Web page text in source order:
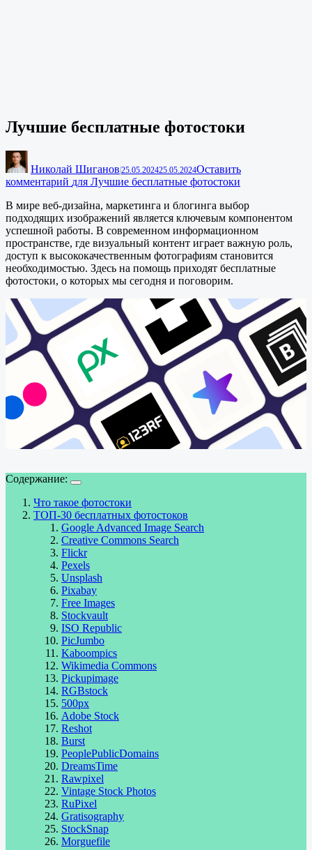
Лучшие бесплатные фотостоки
Николай Шиганов|25.05.202425.05.2024Оставить
комментарий для Лучшие бесплатные фотостоки
В мире веб-дизайна, маркетинга и блогинга выбор
подходящих изображений является ключевым компонентом
успешной работы. В современном информационном
пространстве, где визуальный контент играет важную роль,
доступ к высококачественным фотографиям становится
необходимостью. Здесь на помощь приходят бесплатные
фотостоки, о которых мы сегодня и поговорим.
Содержание:
Что такое фотостоки
ТОП-30 бесплатных фотостоков
Google Advanced Image Search
Creative Commons Search
Flickr
Pexels
Unsplash
Pixabay
Free Images
Stockvault
ISO Republic
PicJumbo
Kaboompics
Wikimedia Commons
Pickupimage
RGBstock
500px
Adobe Stock
Reshot
Burst
PeoplePublicDomains
DreamsTime
Rawpixel
Vintage Stock Photos
RuPixel
Gratisography
StockSnap
Morguefile